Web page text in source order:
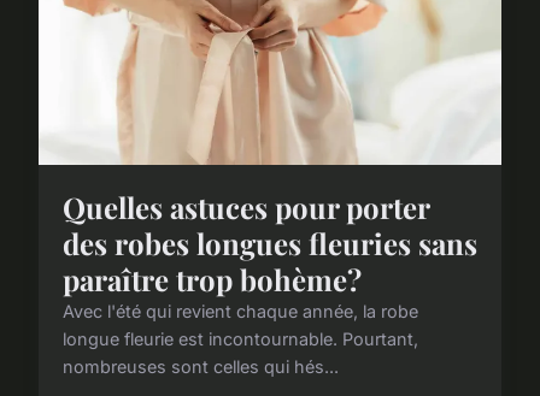
Quelles astuces pour porter
des robes longues fleuries sans
paraître trop bohème?
Avec l'été qui revient chaque année, la robe
longue fleurie est incontournable. Pourtant,
nombreuses sont celles qui hés...